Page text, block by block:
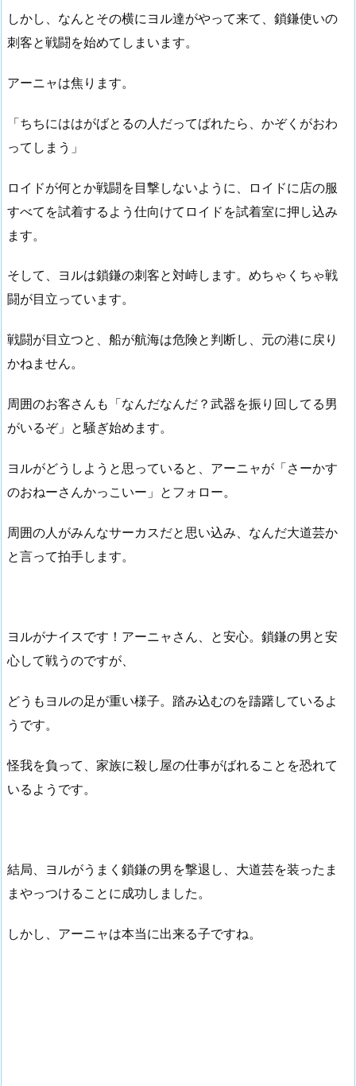
しかし、なんとその横にヨル達がやって来て、鎖鎌使いの
刺客と戦闘を始めてしまいます。
アーニャは焦ります。
「ちちにははがばとるの人だってばれたら、かぞくがおわ
ってしまう」
ロイドが何とか戦闘を目撃しないように、ロイドに店の服
すべてを試着するよう仕向けてロイドを試着室に押し込み
ます。
そして、ヨルは鎖鎌の刺客と対峙します。めちゃくちゃ戦
闘が目立っています。
戦闘が目立つと、船が航海は危険と判断し、元の港に戻り
かねません。
周囲のお客さんも「なんだなんだ？武器を振り回してる男
がいるぞ」と騒ぎ始めます。
ヨルがどうしようと思っていると、アーニャが「さーかす
のおねーさんかっこいー」とフォロー。
周囲の人がみんなサーカスだと思い込み、なんだ大道芸か
と言って拍手します。
ヨルがナイスです！アーニャさん、と安心。鎖鎌の男と安
心して戦うのですが、
どうもヨルの足が重い様子。踏み込むのを躊躇しているよ
うです。
怪我を負って、家族に殺し屋の仕事がばれることを恐れて
いるようです。
結局、ヨルがうまく鎖鎌の男を撃退し、大道芸を装ったま
まやっつけることに成功しました。
しかし、アーニャは本当に出来る子ですね。